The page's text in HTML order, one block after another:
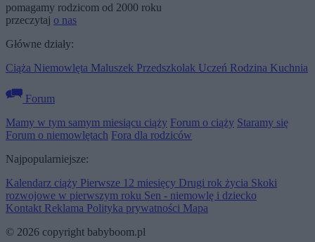
pomagamy rodzicom od 2000 roku
przeczytaj o nas
Główne działy:
Ciąża Niemowlęta Maluszek Przedszkolak Uczeń Rodzina Kuchnia
Forum
Mamy w tym samym miesiącu ciąży Forum o ciąży Staramy się
Forum o niemowlętach Fora dla rodziców
Najpopularniejsze:
Kalendarz ciąży Pierwsze 12 miesięcy Drugi rok życia Skoki
rozwojowe w pierwszym roku Sen - niemowlę i dziecko
Kontakt Reklama Polityka prywatności Mapa
© 2026 copyright babyboom.pl